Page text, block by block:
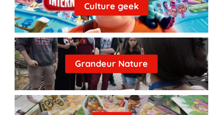
Culture geek
Grandeur Nature